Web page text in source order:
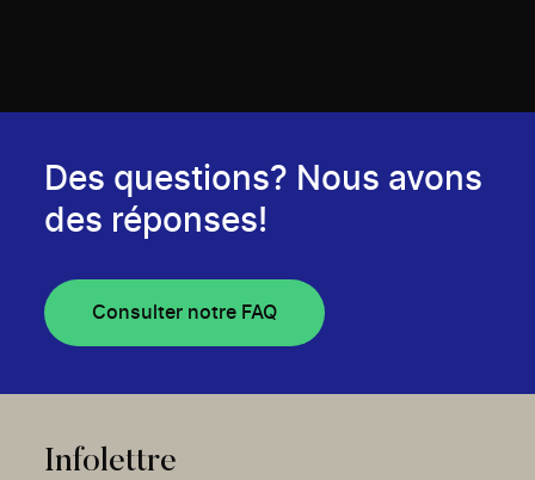
Des questions? Nous avons
des réponses!
Consulter notre FAQ
Infolettre